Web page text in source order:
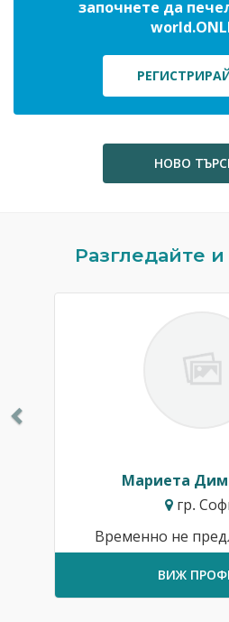
започнете да
НОВО
Разгледайте
Мариета
гр.
Временно не
ВИЖ